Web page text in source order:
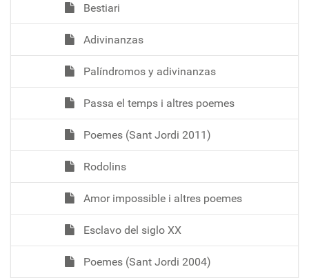
Bestiari
Adivinanzas
Palíndromos y adivinanzas
Passa el temps i altres poemes
Poemes (Sant Jordi 2011)
Rodolins
Amor impossible i altres poemes
Esclavo del siglo XX
Poemes (Sant Jordi 2004)